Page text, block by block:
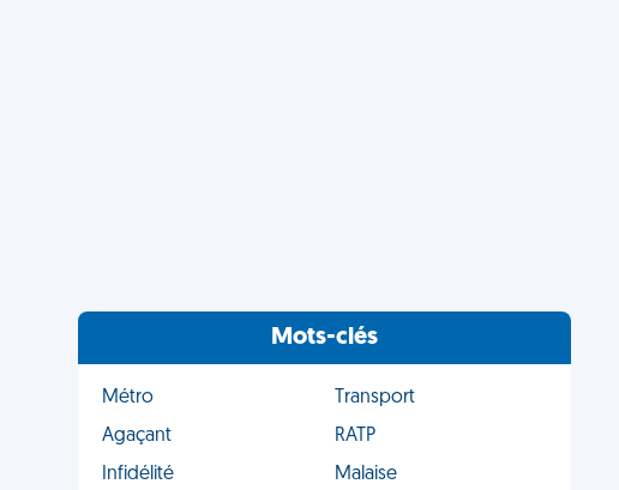
Mots-clés
Métro
Transport
Agaçant
RATP
Infidélité
Malaise